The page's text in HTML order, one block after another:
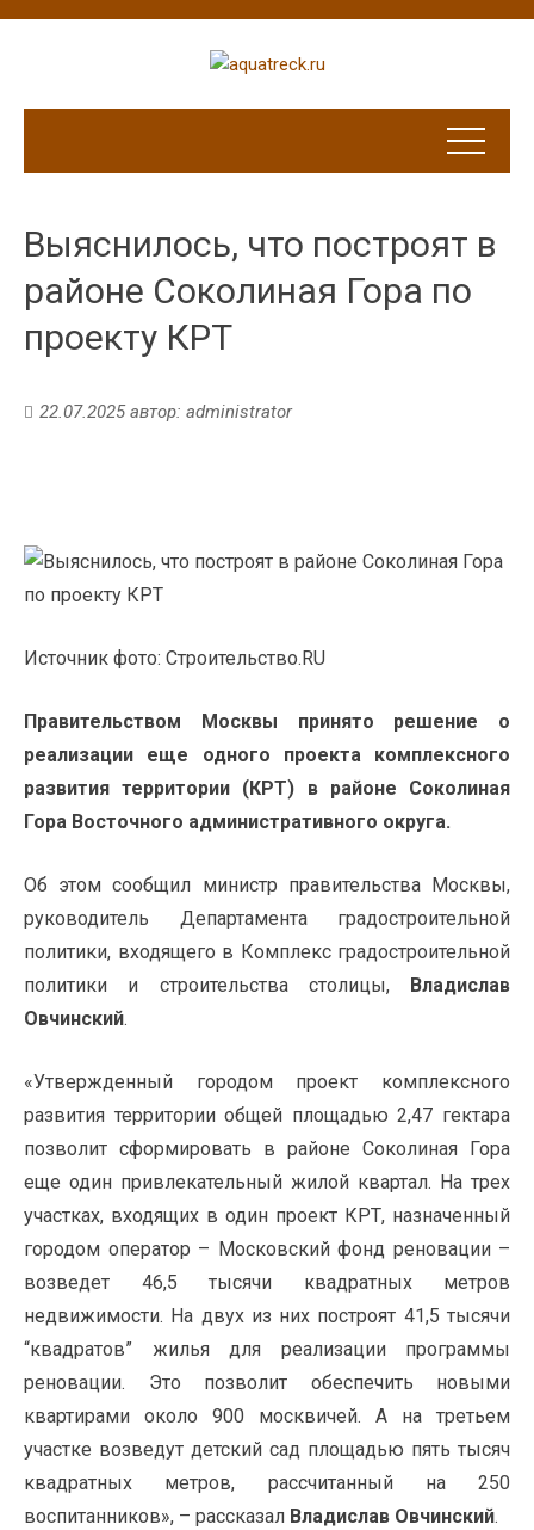
Выяснилось, что построят в
районе Соколиная Гора по
проекту КРТ
22.07.2025автор: administrator
Источник фото: Строительство.RU
Правительством Москвы принято решение о
реализации еще одного проекта комплексного
развития территории (КРТ) в районе Соколиная
Гора Восточного административного округа.
Об этом сообщил министр правительства Москвы,
руководитель Департамента градостроительной
политики, входящего в Комплекс градостроительной
политики и строительства столицы, Владислав
Овчинский.
«Утвержденный городом проект комплексного
развития территории общей площадью 2,47 гектара
позволит сформировать в районе Соколиная Гора
еще один привлекательный жилой квартал. На трех
участках, входящих в один проект КРТ, назначенный
городом оператор – Московский фонд реновации –
возведет 46,5 тысячи квадратных метров
недвижимости. На двух из них построят 41,5 тысячи
“квадратов” жилья для реализации программы
реновации. Это позволит обеспечить новыми
квартирами около 900 москвичей. А на третьем
участке возведут детский сад площадью пять тысяч
квадратных метров, рассчитанный на 250
воспитанников», – рассказал Владислав Овчинский.